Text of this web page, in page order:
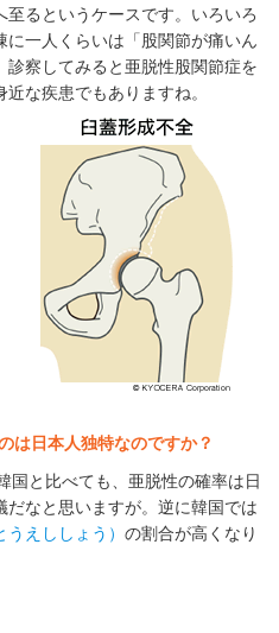
るというケースです。いろいろ
一人くらいは「股関節が痛いん
察してみると亜脱性股関節症を
な疾患でもありますね。
は日本人独特なのですか？
国と比べても、亜脱性の確率は日
なと思いますが。逆に韓国では
えししょう） の割合が高くなり